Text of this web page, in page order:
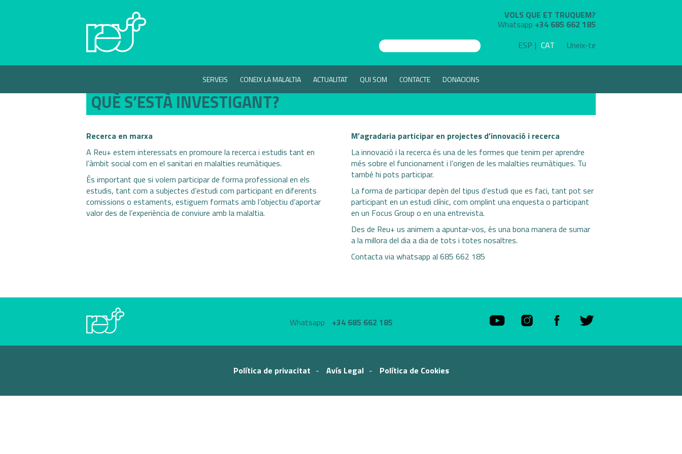
VOLS QUE ET TRUQUEM?
Whatsapp +34 685 662 185
ESP
CAT Uneix-te
SERVEIS CONEIX LA MALALTIA ACTUALITAT QUI SOM CONTACTE DONACIONS
QUÈ S’ESTÀ INVESTIGANT?
Recerca en marxa
A Reu+ estem interessats en promoure la recerca i estudis tant en
l’àmbit social com en el sanitari en malalties reumàtiques.
És important que si volem participar de forma professional en els
estudis, tant com a subjectes d’estudi com participant en diferents
comissions o estaments, estiguem formats amb l’objectiu d’aportar
valor des de l’experiència de conviure amb la malaltia.
M’agradaria participar en projectes d’innovació i recerca
La innovació i la recerca és una de les formes que tenim per aprendre
més sobre el funcionament i l’origen de les malalties reumàtiques. Tu
també hi pots participar.
La forma de participar depèn del tipus d’estudi que es faci, tant pot ser
participant en un estudi clínic, com omplint una enquesta o participant
en un Focus Group o en una entrevista.
Des de Reu+ us animem a apuntar-vos, és una bona manera de sumar
a la millora del dia a dia de tots i totes nosaltres.
Contacta via whatsapp al 685 662 185
Whatsapp +34 685 662 185
Política de privacitat Avís Legal Política de Cookies